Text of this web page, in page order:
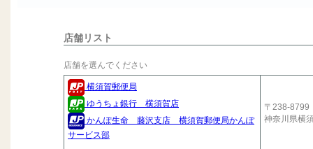
店舗リスト
店舗を選んでください
横須賀郵便局
ゆうちょ銀行 横須賀店
かんぽ生命 藤沢支店 横須賀郵便局かんぽ
サービス部
〒238-8799
神奈川県横